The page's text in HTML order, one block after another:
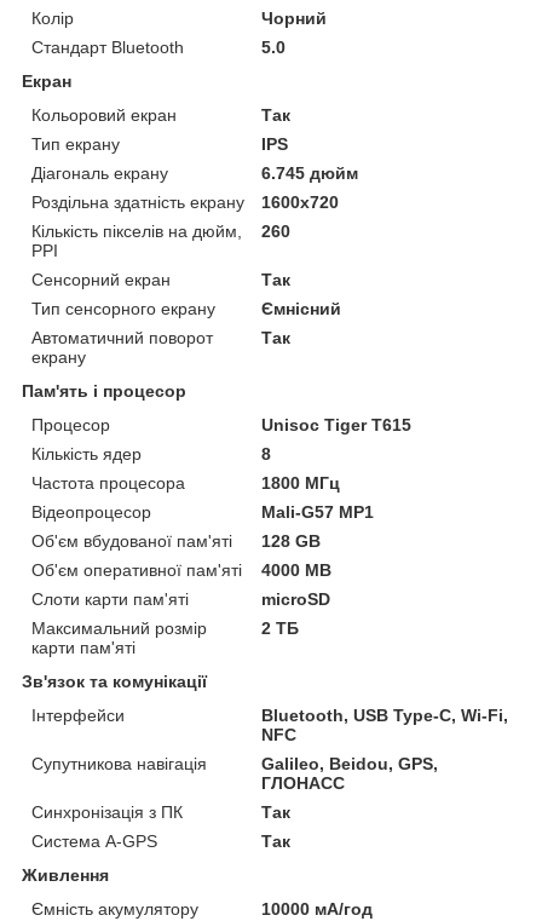
Колір
Чорний
Стандарт Bluetooth
5.0
Екран
Кольоровий екран
Так
Тип екрану
IPS
Діагональ екрану
6.745 дюйм
Роздільна здатність екрану
1600x720
Кількість пікселів на дюйм,
PPI
260
Сенсорний екран
Так
Тип сенсорного екрану
Ємнісний
Автоматичний поворот
екрану
Так
Пам'ять і процесор
Процесор
Unisoc Tiger T615
Кількість ядер
8
Частота процесора
1800 МГц
Відеопроцесор
Mali-G57 MP1
Об'єм вбудованої пам'яті
128 GB
Об'єм оперативної пам'яті
4000 MB
Слоти карти пам'яті
microSD
Максимальний розмір
карти пам'яті
2 ТБ
Зв'язок та комунікації
Інтерфейси
Bluetooth, USB Type-C, Wi-Fi,
NFC
Супутникова навігація
Galileo, Beidou, GPS,
ГЛОНАСС
Синхронізація з ПК
Так
Система A-GPS
Так
Живлення
Ємність акумулятору
10000 мА/год